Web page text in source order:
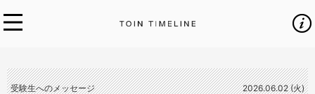
受験生へのメッセージ 2026.06.02 (火)